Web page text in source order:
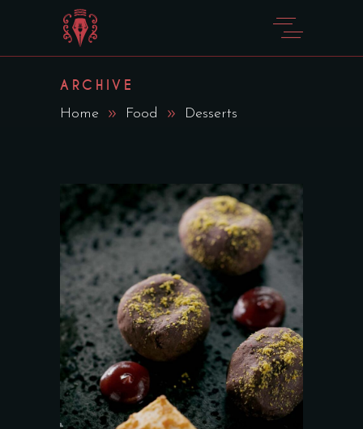
ARCHIVE
Home Food Desserts